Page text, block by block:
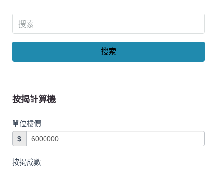
搜索
按揭計算機
單位樓價
$
按揭成數